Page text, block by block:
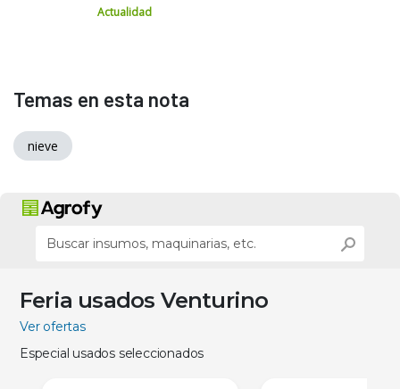
Actualidad
Temas en esta nota
nieve
Feria usados Venturino
Ver ofertas
Especial usados seleccionados